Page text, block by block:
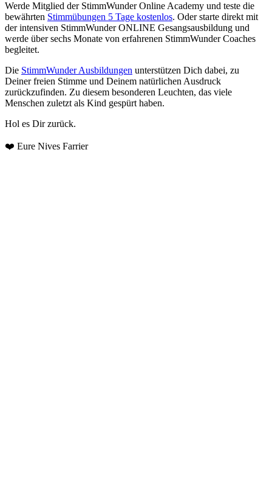
Werde Mitglied der StimmWunder Online Academy und teste die
bewährten Stimmübungen 5 Tage kostenlos. Oder starte direkt mit
der intensiven StimmWunder ONLINE Gesangsausbildung und
werde über sechs Monate von erfahrenen StimmWunder Coaches
begleitet.
Die StimmWunder Ausbildungen unterstützen Dich dabei, zu
Deiner freien Stimme und Deinem natürlichen Ausdruck
zurückzufinden. Zu diesem besonderen Leuchten, das viele
Menschen zuletzt als Kind gespürt haben.
Hol es Dir zurück.
❤️ Eure Nives Farrier